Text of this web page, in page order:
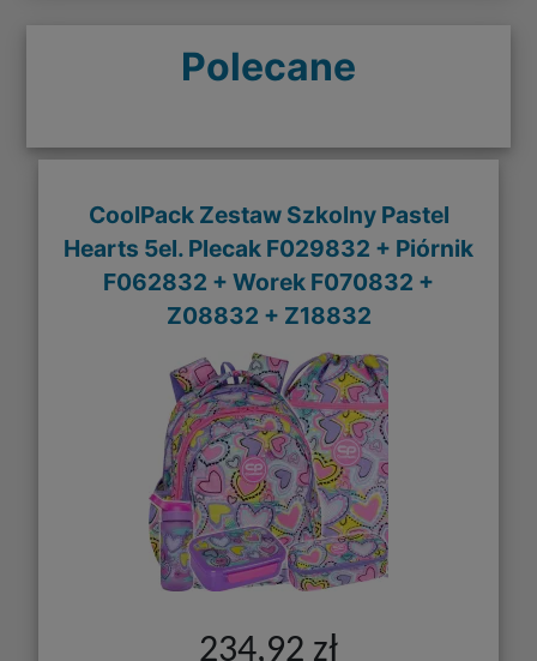
Polecane
CoolPack Zestaw Szkolny Pastel
Hearts 5el. Plecak F029832 + Piórnik
F062832 + Worek F070832 +
Z08832 + Z18832
234,92 zł